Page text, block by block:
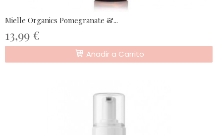
Mielle Organics Pomegranate &...
13,99 €
Añadir a Carrito